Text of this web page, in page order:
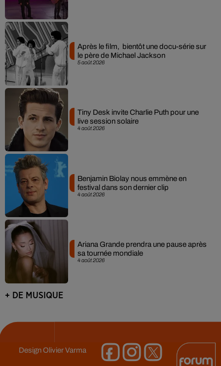
5 août 2026
Après le film, bientôt une docu-série sur
le père de Michael Jackson
4 août 2026
Tiny Desk invite Charlie Puth pour une
live session solaire
4 août 2026
Benjamin Biolay nous emmène en
festival dans son dernier clip
4 août 2026
Ariana Grande prendra une pause après
sa tournée mondiale
+ DE MUSIQUE
DesignOlivier Varma